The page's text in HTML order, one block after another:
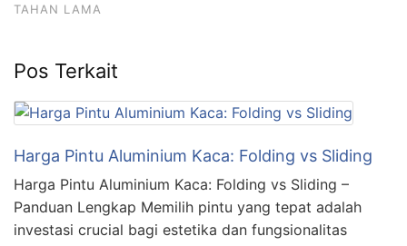
TAHAN LAMA
Pos Terkait
Harga Pintu Aluminium Kaca: Folding vs Sliding
Harga Pintu Aluminium Kaca: Folding vs Sliding –
Panduan Lengkap Memilih pintu yang tepat adalah
investasi crucial bagi estetika dan fungsionalitas